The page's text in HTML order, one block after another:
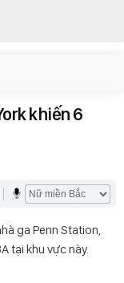
khiến 6
ga Penn Station,
tại khu vực này.